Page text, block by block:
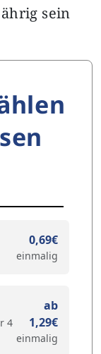
sein
0,69€
einmalig
4
ab
1,29€
einmalig